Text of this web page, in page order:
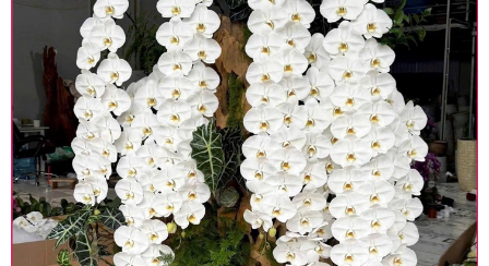
Lưu ý trước khi đặt hàng
• Về cây hoa: Một chậu hoa lan hồ điệp đẹp và
hoàn chỉnh sẽ được phối ghép từ nhiều cây hoa
và tạo dáng hoàn toàn thủ công nên có thể sẽ
khác nhau đôi chút giữa sản phẩm thực tế và
trên hình. Cây hoa lan còn phụ thuộc theo mùa